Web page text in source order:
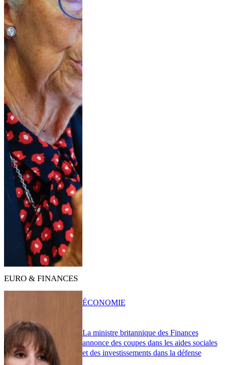
EURO & FINANCES
La ministre britannique des Finances
annonce des coupes dans les aides sociales
et des investissements dans la défense
ÉCONOMIE